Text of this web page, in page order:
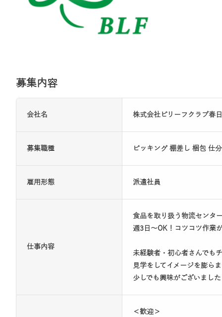
募集内容
会社名 株式会社ビリーフクラブ春
募集職種 ピッキング 棚差し 梱包 仕
雇用形態 派遣社員
仕事内容
食品を取り扱う物流センタ
週3日～OK！コツコツ作業
未経験者・初心者さんでも
見学をしてイメージを膨ら
少しでも興味がございまし
＜歓迎＞